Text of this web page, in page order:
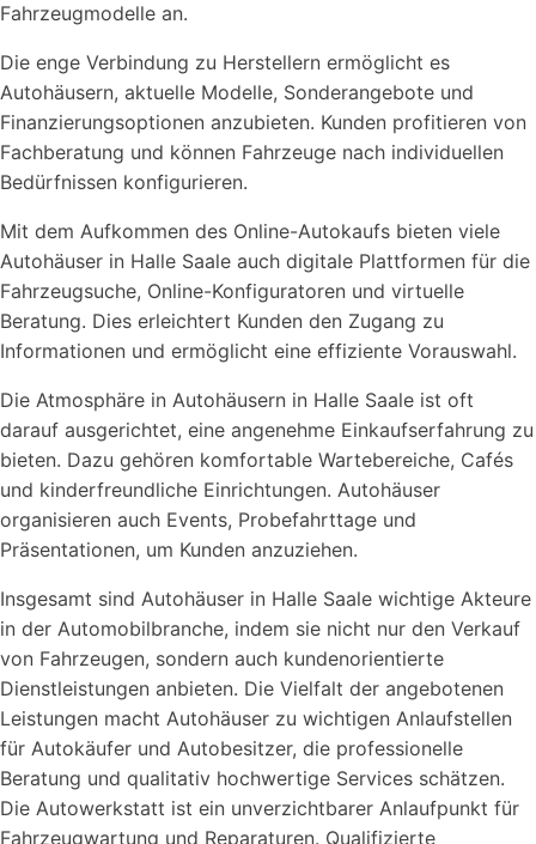
Fahrzeugmodelle an.
Die enge Verbindung zu Herstellern ermöglicht es
Autohäusern, aktuelle Modelle, Sonderangebote und
Finanzierungsoptionen anzubieten. Kunden profitieren von
Fachberatung und können Fahrzeuge nach individuellen
Bedürfnissen konfigurieren.
Mit dem Aufkommen des Online-Autokaufs bieten viele
Autohäuser in Halle Saale auch digitale Plattformen für die
Fahrzeugsuche, Online-Konfiguratoren und virtuelle
Beratung. Dies erleichtert Kunden den Zugang zu
Informationen und ermöglicht eine effiziente Vorauswahl.
Die Atmosphäre in Autohäusern in Halle Saale ist oft
darauf ausgerichtet, eine angenehme Einkaufserfahrung zu
bieten. Dazu gehören komfortable Wartebereiche, Cafés
und kinderfreundliche Einrichtungen. Autohäuser
organisieren auch Events, Probefahrttage und
Präsentationen, um Kunden anzuziehen.
Insgesamt sind Autohäuser in Halle Saale wichtige Akteure
in der Automobilbranche, indem sie nicht nur den Verkauf
von Fahrzeugen, sondern auch kundenorientierte
Dienstleistungen anbieten. Die Vielfalt der angebotenen
Leistungen macht Autohäuser zu wichtigen Anlaufstellen
für Autokäufer und Autobesitzer, die professionelle
Beratung und qualitativ hochwertige Services schätzen.
Die Autowerkstatt ist ein unverzichtbarer Anlaufpunkt für
Fahrzeugwartung und Reparaturen. Qualifizierte